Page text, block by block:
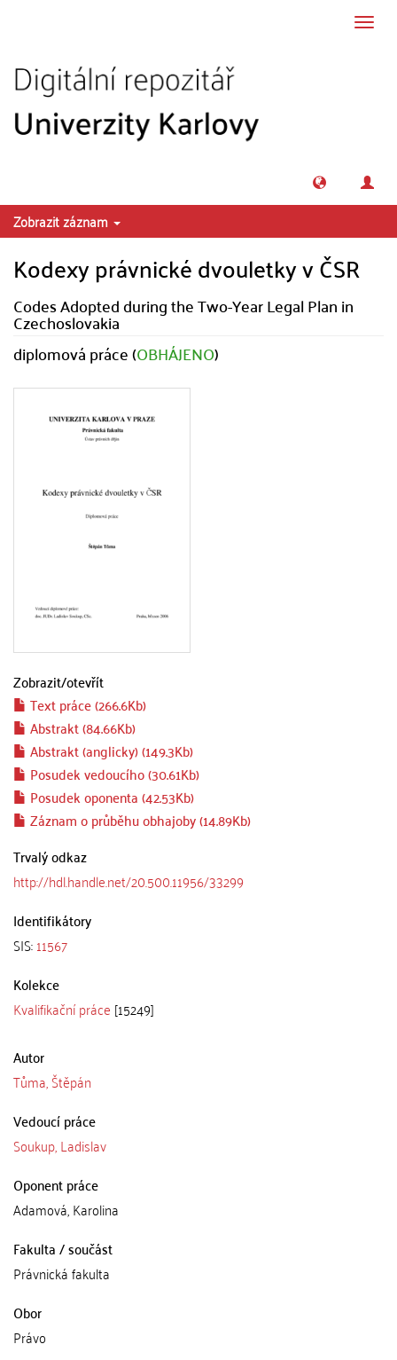
Zobrazit záznam
Kodexy právnické dvouletky v ČSR
Codes Adopted during the Two-Year Legal Plan in
Czechoslovakia
diplomová práce (OBHÁJENO)
Zobrazit/otevřít
Text práce (266.6Kb)
Abstrakt (84.66Kb)
Abstrakt (anglicky) (149.3Kb)
Posudek vedoucího (30.61Kb)
Posudek oponenta (42.53Kb)
Záznam o průběhu obhajoby (14.89Kb)
Trvalý odkaz
http://hdl.handle.net/20.500.11956/33299
Identifikátory
SIS:11567
Kolekce
Kvalifikační práce [15249]
Autor
Tůma, Štěpán
Vedoucí práce
Soukup, Ladislav
Oponent práce
Adamová, Karolina
Fakulta / součást
Právnická fakulta
Obor
Právo